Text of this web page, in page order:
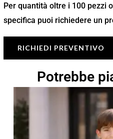
Per quantità oltre i 100 pezzi
specifica puoi richiedere un
RICHIEDI PREVENTIVO
Potrebbe